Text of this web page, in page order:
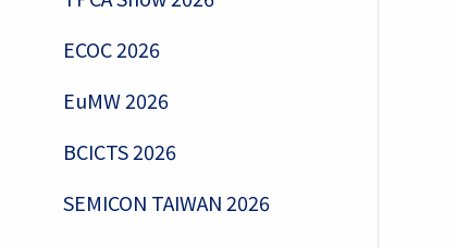
ECOC 2026
EuMW 2026
BCICTS 2026
SEMICON TAIWAN 2026